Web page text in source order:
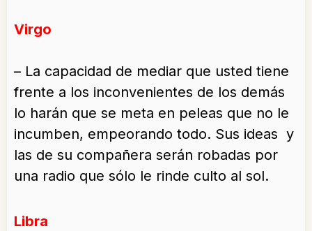
Virgo
– La capacidad de mediar que usted tiene
frente a los inconvenientes de los demás
lo harán que se meta en peleas que no le
incumben, empeorando todo. Sus ideas y
las de su compañera serán robadas por
una radio que sólo le rinde culto al sol.
Libra